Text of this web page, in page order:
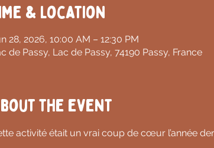
& Location
28, 2026, 10:00 AM – 12:30 PM
de Passy, Lac de Passy, 74190 Passy, France
the event
activité était un vrai coup de cœur l’année